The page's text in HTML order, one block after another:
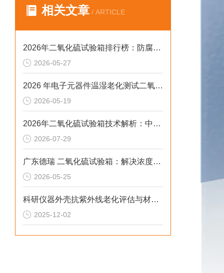
相关文章 / ARTICLE
2026年二氧化硫试验箱排行榜：防腐蚀检测设备采购避坑指南
2026-05-27
2026 年电子元器件温湿老化测试二氧化硫试验箱排行榜
2026-05-19
2026年二氧化硫试验箱技术解析：中小场景的高合规选型参考
2026-07-29
广东德瑞 二氧化硫试验箱：解决浓度漂移与腐蚀数据失真的2026选型标准
2026-05-25
科研仪器外壳抗紫外线老化评估与材料优化解决方案
2025-12-02